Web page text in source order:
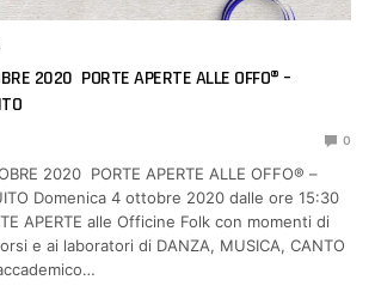
2020 PORTE APERTE ALLE OFFO® –
0
2020 PORTE APERTE ALLE OFFO® –
Domenica 4 ottobre 2020 dalle ore 15:30
APERTE alle Officine Folk con momenti di
e ai laboratori di DANZA, MUSICA, CANTO